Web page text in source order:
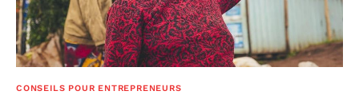
CONSEILS POUR ENTREPRENEURS